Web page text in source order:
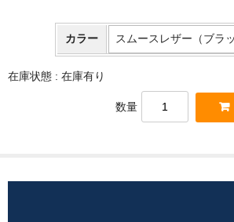
カラー
在庫状態 : 在庫有り
数量